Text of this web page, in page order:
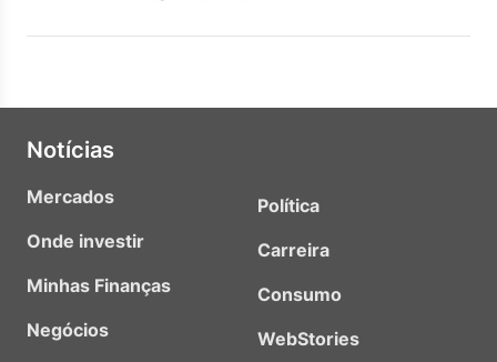
Notícias
Mercados
Onde investir
Minhas Finanças
Negócios
Política
Carreira
Consumo
WebStories